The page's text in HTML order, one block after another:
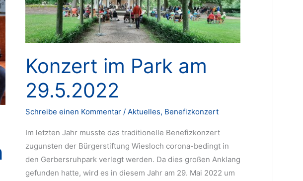
Konzert im Park am
29.5.2022
Schreibe einen Kommentar / Aktuelles, Benefizkonzert
Im letzten Jahr musste das traditionelle Benefizkonzert
zugunsten der Bürgerstiftung Wiesloch corona-bedingt in
den Gerbersruhpark verlegt werden. Da dies großen Anklang
gefunden hatte, wird es in diesem Jahr am 29. Mai 2022 um